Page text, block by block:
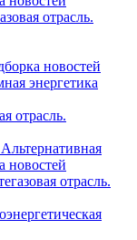
отрасль.
новостей
энергетика
отрасль.
новостей
отрасль.